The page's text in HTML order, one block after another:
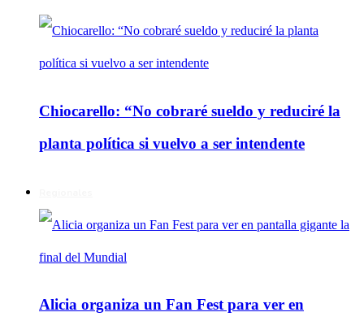
Chiocarello: “No cobraré sueldo y reduciré la
planta política si vuelvo a ser intendente
Alicia organiza un Fan Fest para ver en